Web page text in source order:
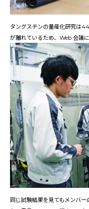
タングステンの量産化研究は
が離れているため、Web 会議
同じ試験結果を見てもメンバ